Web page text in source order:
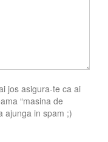
jos asigura-te ca ai
“masina de
ajunga in spam ;)